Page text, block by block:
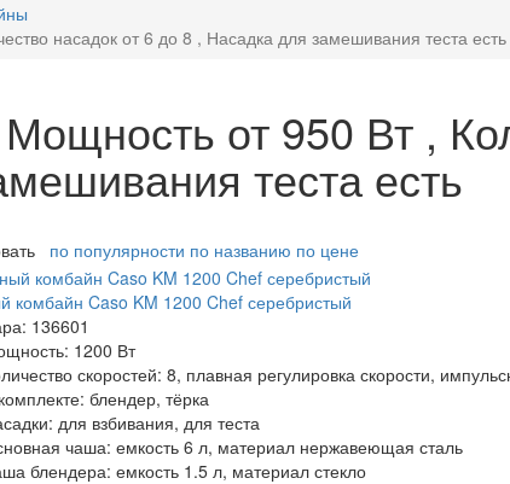
насадок от 6 до 8 , Насадка для замешивания теста есть
от 950 Вт ,
теста есть
по популярности по названию по цене
комбайн Caso KM 1200 Chef серебристый
136601
1200 Вт
скоростей: 8, плавная регулировка скорости,
блендер, тёрка
для взбивания, для теста
чаша: емкость 6 л, материал нержавеющая сталь
блендера: емкость 1.5 л, материал стекло